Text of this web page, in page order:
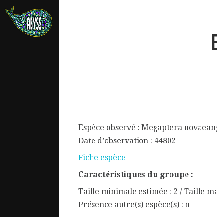
Espèce observé : Megaptera
Date d’observation : 44802
Fiche espèce
Caractéristiques du groupe :
Taille minimale estimée : 2 / Taille
Présence autre(s) espèce(s) : n